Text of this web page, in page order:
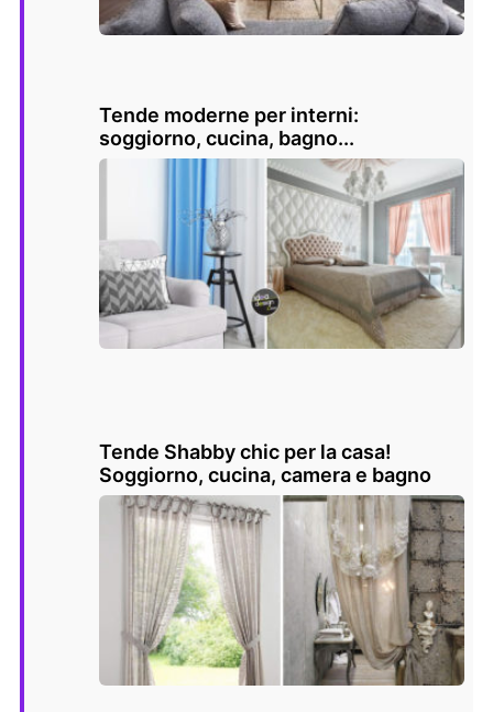
Tende moderne per interni:
soggiorno, cucina, bagno...
Tende Shabby chic per la casa!
Soggiorno, cucina, camera e bagno